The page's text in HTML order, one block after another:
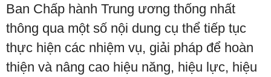
Ban Chấp hành Trung ương thống nhất
thông qua một số nội dung cụ thể tiếp tục
thực hiện các nhiệm vụ, giải pháp để hoàn
thiện và nâng cao hiệu năng, hiệu lực, hiệu